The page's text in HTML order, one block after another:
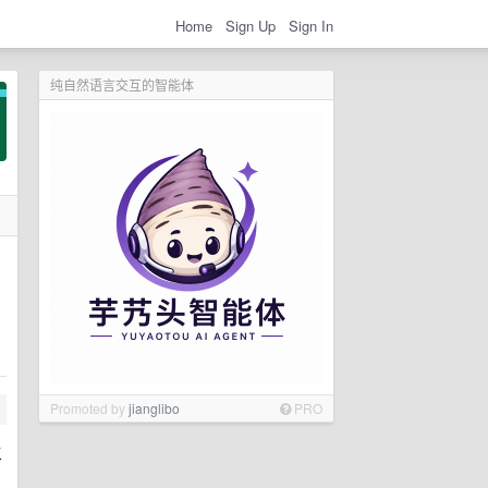
Home Sign Up Sign In
纯自然语言交互的智能体
Promoted byjianglibo PRO